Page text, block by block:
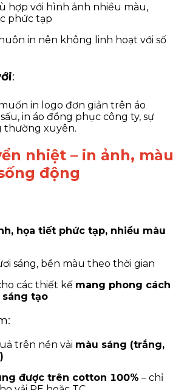
hợp với hình ảnh nhiều màu,
phức tạp
in nên không linh hoạt với số
:
in logo đơn giản trên áo
in áo đồng phục công ty, sự
thường xuyên.
nhiệt – in ảnh, màu
động
họa tiết phức tạp, nhiều màu
sáng, bền màu theo thời gian
các thiết kế mang phong cách
tạo
trên nền vải màu sáng (trắng,
được trên cotton 100% – chỉ